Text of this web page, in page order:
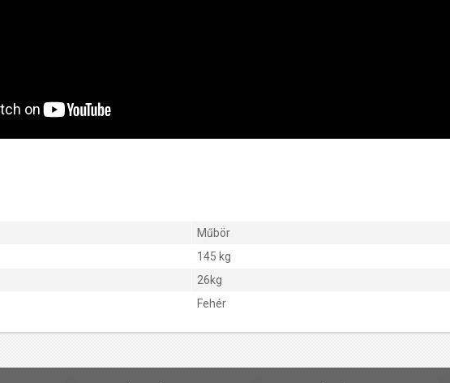
Műbör
145 kg
26kg
Fehér